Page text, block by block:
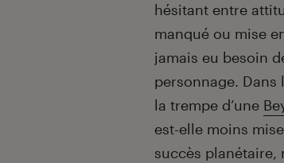
hésitant entre
manqué ou mise
jamais eu besoin
personnage.
la trempe d’une
est-elle moins
succès planétaire,